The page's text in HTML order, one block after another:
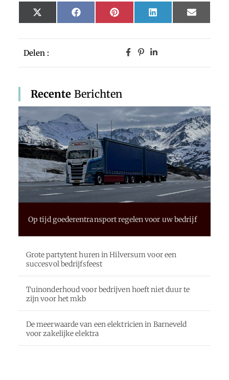
Delen :
Recente Berichten
Op tijd goederentransport regelen voor uw bedrijf
Grote partytent huren in Hilversum voor een
succesvol bedrijfsfeest
Tuinonderhoud voor bedrijven hoeft niet duur te
zijn voor het mkb
De meerwaarde van een elektricien in Barneveld
voor zakelijke elektra
X
(Twitter)
FacebookPinterestLinkedInEmail